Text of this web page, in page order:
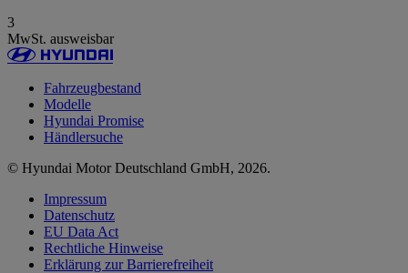
3
MwSt. ausweisbar
Fahrzeugbestand
Modelle
Hyundai Promise
Händlersuche
© Hyundai Motor Deutschland GmbH, 2026.
Impressum
Datenschutz
EU Data Act
Rechtliche Hinweise
Erklärung zur Barrierefreiheit